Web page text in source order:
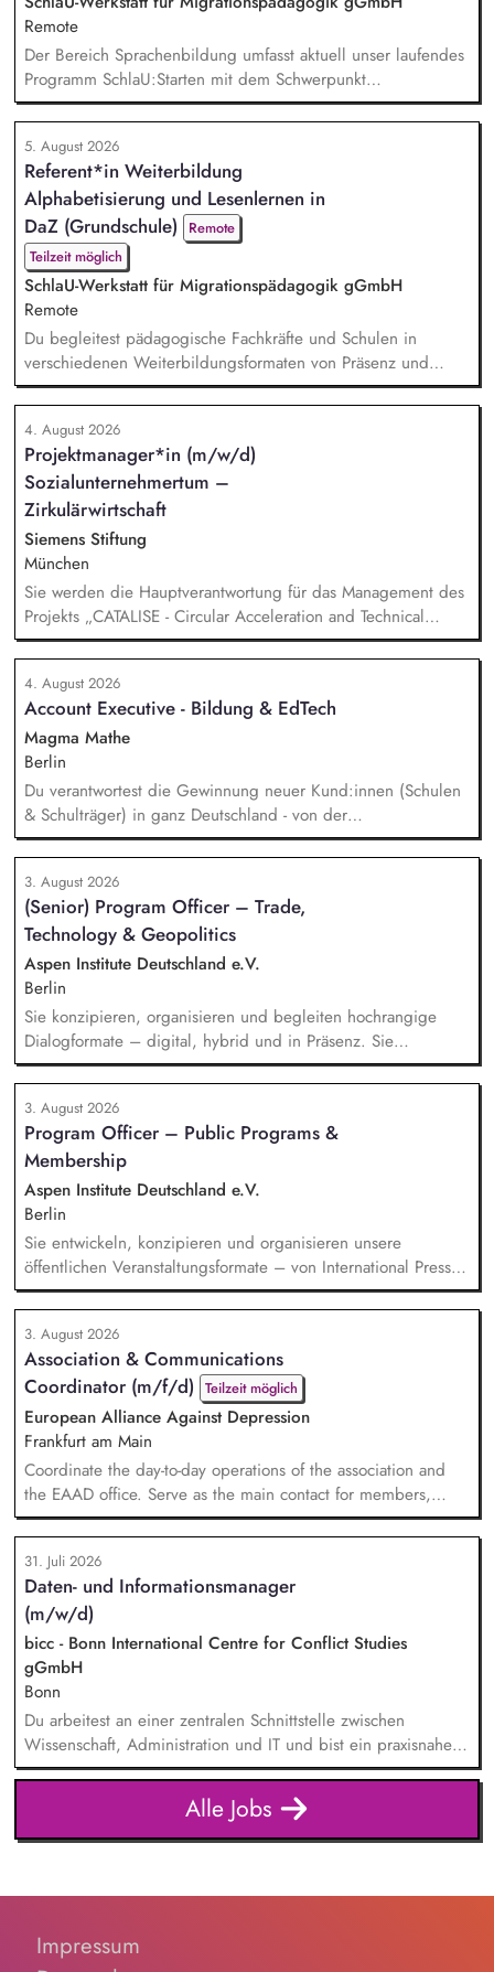
Remote
Der Bereich Sprachenbildung umfasst aktuell unser laufendes
Programm SchlaU:Starten mit dem Schwerpunkt
"Alphabetisierung in DaZ für die Grundschule" sowie
zukünftig weitere auf Unterrichtsmaterial bezogene Projekte
mit den Schwerpunkten sprachensensibles und
rassismuskritisches Deutschlernen von der Grundschule bis in
die Berufliche Bildung. Der Bereich Sprachenbildung
entwickelt in seinen Proj...
5. August 2026
Referent*in Weiterbildung
Alphabetisierung und Lesenlernen in
DaZ (Grundschule)
Remote
Teilzeit möglich
SchlaU-Werkstatt für Migrationspädagogik gGmbH
Remote
Du begleitest pädagogische Fachkräfte und Schulen in
verschiedenen Weiterbildungsformaten von Präsenz und
Online-Workshops bis hin zu pädogischen Tagen und erstellst
Online-Selbstlernkurse für unsere Plattform schlau-lernen.org.
Die inhaltlichen Schwerpunkte liegen dabei auf den
Bereichen Lesen lernen, Mehrsprachigkeitsbewusstsein und
Alphabetisierung in der Grundschule.
4. August 2026
Projektmanager*in (m/w/d)
Sozialunternehmertum –
Zirkulärwirtschaft
Siemens Stiftung
München
Sie werden die Hauptverantwortung für das Management des
Projekts „CATALISE - Circular Acceleration and Technical
Assistance for Local Innovation and Sustainable Enterprises
4. August 2026
Account Executive - Bildung & EdTech
Magma Mathe
Berlin
Du verantwortest die Gewinnung neuer Kund:innen (Schulen
& Schulträger) in ganz Deutschland - von der
Leadgenerierung bis zum Vertragsabschluss. Dabei arbeitest
du sowohl mit selbst generierten Leads als auch mit
qualifizierten Inbound-Anfragen in einem typischen Sales-
Zyklus von rund zwei Monaten. Außerdem repräsentierst du
uns auf Messen, Konferenzen und Veranstaltungen im
Bildungsbereich und...
3. August 2026
(Senior) Program Officer – Trade,
Technology & Geopolitics
Aspen Institute Deutschland e.V.
Berlin
Sie konzipieren, organisieren und begleiten hochrangige
Dialogformate – digital, hybrid und in Präsenz. Sie
identifizieren aktuelle Entwicklungen in den Bereichen
Handel, Technologie, Geopolitik und wirtschaftliche
Sicherheit und bereiten diese für Veranstaltungen,
Hintergrundgespräche, Publikationen und politische
Diskussionen auf. Sie identifizieren und gewinnen
Referent*innen sowie Diskuss...
3. August 2026
Program Officer – Public Programs &
Membership
Aspen Institute Deutschland e.V.
Berlin
Sie entwickeln, konzipieren und organisieren unsere
öffentlichen Veranstaltungsformate – von International Press
Roundtables, Deep Dive Discussions und Aspen Fireside
Chats bis hin zu besonderen Formaten wie der Aspen
Summer Party, der Aspen Gala und neuen
Veranstaltungsformaten. Sie identifizieren aktuelle politische
Themen und gewinnen hochrangige Referentinnen sowie
Diskussionspartnerinnen a...
3. August 2026
Association & Communications
Coordinator (m/f/d) Teilzeit möglich
European Alliance Against Depression
Frankfurt am Main
Coordinate the day-to-day operations of the association and
the EAAD office. Serve as the main contact for members,
partners and general enquiries. Support the Board of
Directors by organising meetings, preparing documents and
following up on decisions. Coordinate the association's
website, newsletters and social media. Support awareness
campaigns and communication activities. Coordinate and
devel...
31. Juli 2026
Daten- und Informationsmanager
(m/w/d)
bicc - Bonn International Centre for Conflict Studies
gGmbH
Bonn
Du arbeitest an einer zentralen Schnittstelle zwischen
Wissenschaft, Administration und IT und bist ein praxisnaher
Allrounder in den verschiedenen Themenbereichen. In dieser
Rolle betreust Du unsere Bibliothek, entwickelst unser
Forschungsinformationssystem (FIS) und das institutionelle
Forschungsdatenmanagement (FDM) weiter. Du sicherst die
Alle Jobs
Impressum